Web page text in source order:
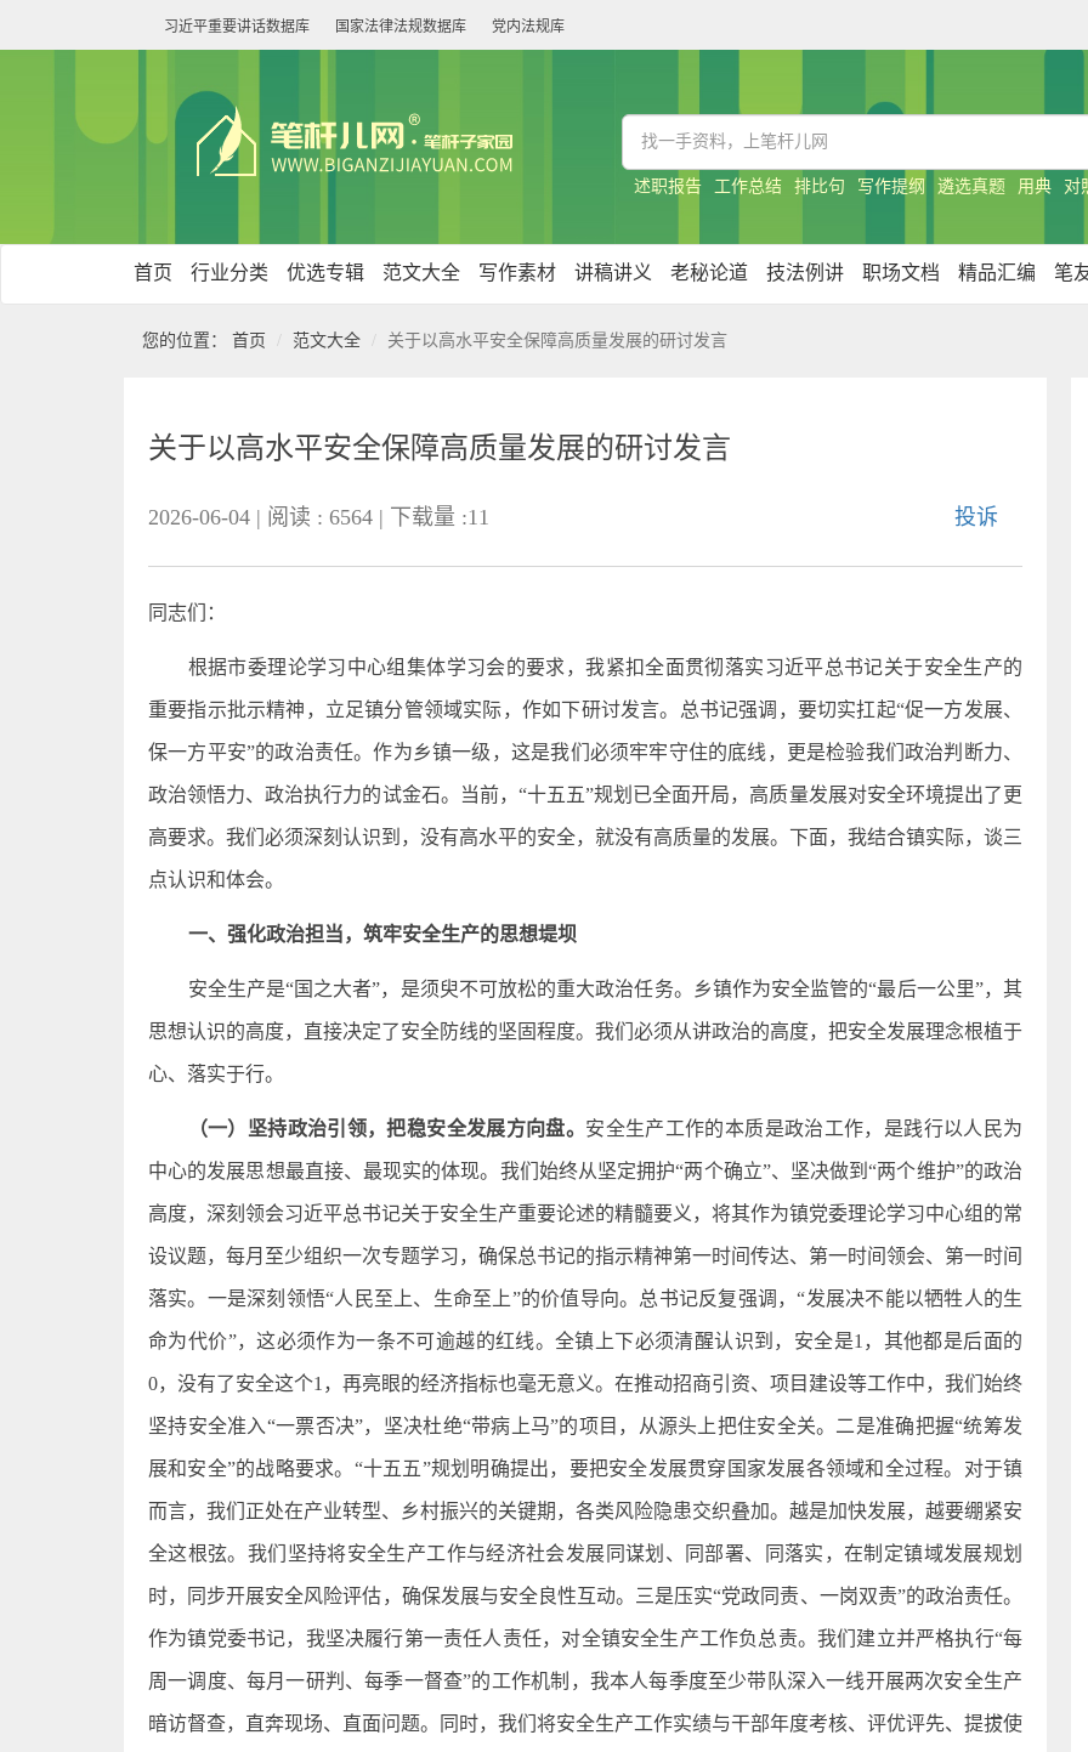
习近平重要讲话数据库 国家法律法规数据库 党内法规库
述职报告 工作总结 排比句 写作提纲 遴选真题 用典 对
首页 行业分类 优选专辑 范文大全 写作素材 讲稿讲义 老秘论道 技法例讲 职场文档 精品汇编 笔
您的位置： 首页 范文大全 关于以高水平安全保障高质量发展的研讨发言
关于以高水平安全保障高质量发展的研讨发言
2026-06-04 | 阅读 : 6564 | 下载量 :11 投诉
同志们：
根据市委理论学习中心组集体学习会的要求，我紧扣全面贯彻落实习近平总书记关于安全生产的
重要指示批示精神，立足镇分管领域实际，作如下研讨发言。总书记强调，要切实扛起“促一方发展、
保一方平安”的政治责任。作为乡镇一级，这是我们必须牢牢守住的底线，更是检验我们政治判断力、
政治领悟力、政治执行力的试金石。当前，“十五五”规划已全面开局，高质量发展对安全环境提出了更
高要求。我们必须深刻认识到，没有高水平的安全，就没有高质量的发展。下面，我结合镇实际，谈三
点认识和体会。
一、强化政治担当，筑牢安全生产的思想堤坝
安全生产是“国之大者”，是须臾不可放松的重大政治任务。乡镇作为安全监管的“最后一公里”，其
思想认识的高度，直接决定了安全防线的坚固程度。我们必须从讲政治的高度，把安全发展理念根植于
心、落实于行。
（一）坚持政治引领，把稳安全发展方向盘。 安全生产工作的本质是政治工作，是践行以人民为
中心的发展思想最直接、最现实的体现。我们始终从坚定拥护“两个确立”、坚决做到“两个维护”的政治
高度，深刻领会习近平总书记关于安全生产重要论述的精髓要义，将其作为镇党委理论学习中心组的常
设议题，每月至少组织一次专题学习，确保总书记的指示精神第一时间传达、第一时间领会、第一时间
落实。一是深刻领悟“人民至上、生命至上”的价值导向。总书记反复强调，“发展决不能以牺牲人的生
命为代价”，这必须作为一条不可逾越的红线。全镇上下必须清醒认识到，安全是1，其他都是后面的
0，没有了安全这个1，再亮眼的经济指标也毫无意义。在推动招商引资、项目建设等工作中，我们始终
坚持安全准入“一票否决”，坚决杜绝“带病上马”的项目，从源头上把住安全关。二是准确把握“统筹发
展和安全”的战略要求。“十五五”规划明确提出，要把安全发展贯穿国家发展各领域和全过程。对于镇
而言，我们正处在产业转型、乡村振兴的关键期，各类风险隐患交织叠加。越是加快发展，越要绷紧安
全这根弦。我们坚持将安全生产工作与经济社会发展同谋划、同部署、同落实，在制定镇域发展规划
时，同步开展安全风险评估，确保发展与安全良性互动。三是压实“党政同责、一岗双责”的政治责任。
作为镇党委书记，我坚决履行第一责任人责任，对全镇安全生产工作负总责。我们建立并严格执行“每
周一调度、每月一研判、每季一督查”的工作机制，我本人每季度至少带队深入一线开展两次安全生产
暗访督查，直奔现场、直面问题。同时，我们将安全生产工作实绩与干部年度考核、评优评先、提拔使